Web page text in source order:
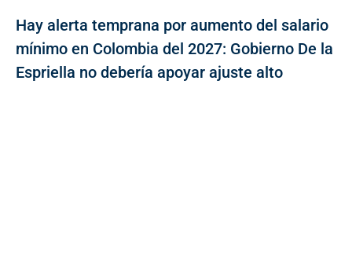
Hay alerta temprana por aumento del salario
mínimo en Colombia del 2027: Gobierno De la
Espriella no debería apoyar ajuste alto